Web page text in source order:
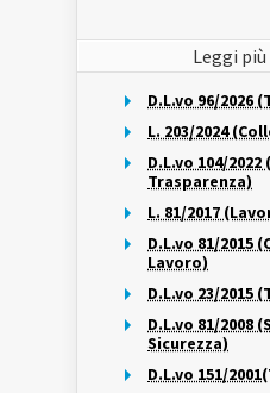
Leggi
D.L.vo 96/
L. 203/2024
D.L.vo 104/2022
Trasparenza)
L. 81/2017
D.L.vo 81/
Lavoro)
D.L.vo 23/2015
D.L.vo 81/2008
Sicurezza)
D.L.vo 151/